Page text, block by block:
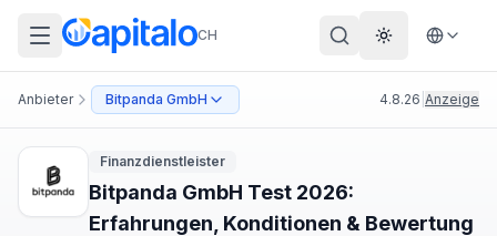
CH Theme
Anbieter Bitpanda GmbH 4.8.26 Anzeige
Finanzdienstleister
Bitpanda GmbH Test 2026:
Erfahrungen, Konditionen & Bewertung